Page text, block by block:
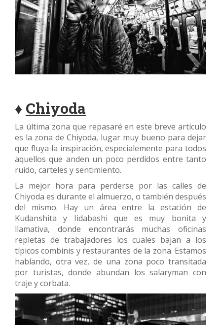
♦ Chiyoda
La última zona que repasaré en este breve artículo
es la zona de Chiyoda, lugar muy bueno para dejar
que fluya la inspiración, especialemente para todos
aquellos que anden un poco perdidos entre tanto
ruido, carteles y sentimiento.
La mejor hora para perderse por las calles de
Chiyoda es durante el almuerzo, o también después
del mismo. Hay un área entre la estación de
Kudanshita y Iidabashi que es muy bonita y
llamativa, donde encontrarás muchas oficinas
repletas de trabajadores los cuales bajan a los
típicos combinis y restaurantes de la zona. Estamos
hablando, otra vez, de una zona poco transitada
por turistas, donde abundan los salaryman con
traje y corbata.